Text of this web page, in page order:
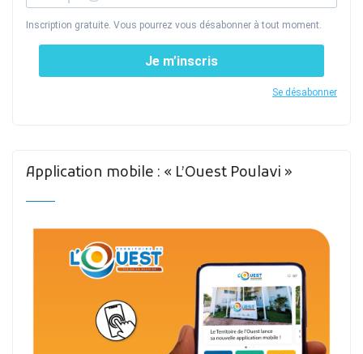
Inscription gratuite. Vous pourrez vous désabonner à tout moment.
Je m’inscris
Se désabonner
Application mobile : « L’Ouest Poulavi »